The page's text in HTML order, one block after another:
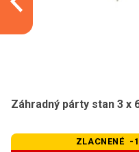
Záhradný párty stan 3 x
ZLACNENÉ -